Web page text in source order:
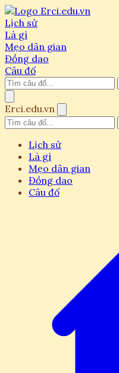
Lịch sử
Là gì
Mẹo dân gian
Đồng dao
Câu đố
Erci.edu.vn
Lịch sử
Là gì
Mẹo dân gian
Đồng dao
Câu đố